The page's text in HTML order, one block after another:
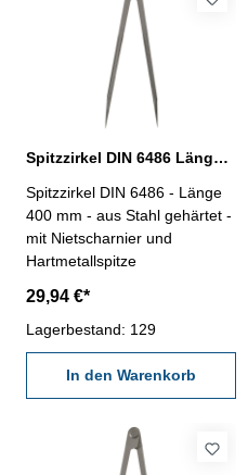
Spitzzirkel DIN 6486 Länge 400 mm
Spitzzirkel DIN 6486 - Länge
400 mm - aus Stahl gehärtet -
mit Nietscharnier und
Hartmetallspitze
29,94 €*
Lagerbestand: 129
In den Warenkorb